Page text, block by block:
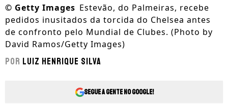
© Getty Images Estevão, do Palmeiras, recebe
pedidos inusitados da torcida do Chelsea antes
de confronto pelo Mundial de Clubes. (Photo by
David Ramos/Getty Images)
Por Luiz Henrique Silva
Segue a gente no Google!